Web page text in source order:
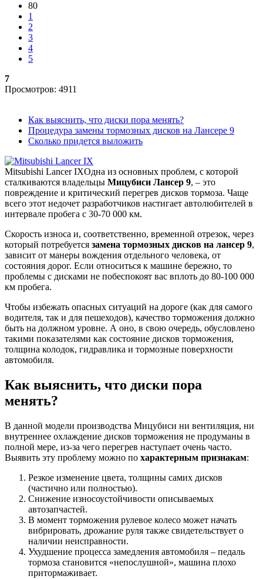
80
1
2
3
4
5
7
Просмотров: 4911
Как выяснить, что диски пора менять?
Процедура замены тормозных дисков на Лансере 9
Сколько придется выложить
Mitsubishi Lancer IXОдна из основных проблем, с которой
сталкиваются владельцы Мицубиси Лансер 9, – это
повреждение и критический перегрев дисков тормоза. Чаще
всего этот недочет разработчиков настигает автолюбителей в
интервале пробега с 30-70 000 км.
Скорость износа и, соответственно, временной отрезок, через
который потребуется замена тормозных дисков на лансер 9,
зависит от манеры вождения отдельного человека, от
состояния дорог. Если относиться к машине бережно, то
проблемы с дисками не побеспокоят вас вплоть до 80-100 000
км пробега.
Чтобы избежать опасных ситуаций на дороге (как для самого
водителя, так и для пешеходов), качество торможения должно
быть на должном уровне. А оно, в свою очередь, обусловлено
такими показателями как состояние дисков торможения,
толщина колодок, гидравлика и тормозные поверхности
автомобиля.
Как выяснить, что диски пора
менять?
В данной модели производства Мицубиси ни вентиляция, ни
внутреннее охлаждение дисков торможения не продуманы в
полной мере, из-за чего перегрев наступает очень часто.
Выявить эту проблему можно по характерным признакам:
Резкое изменение цвета, толщины самих дисков
(частично или полностью).
Снижение износоустойчивости описываемых
автозапчастей.
В момент торможения рулевое колесо может начать
вибрировать, дрожание руля также свидетельствует о
наличии неисправности.
Ухудшение процесса замедления автомобиля – педаль
тормоза становится «непослушной», машина плохо
притормаживает.